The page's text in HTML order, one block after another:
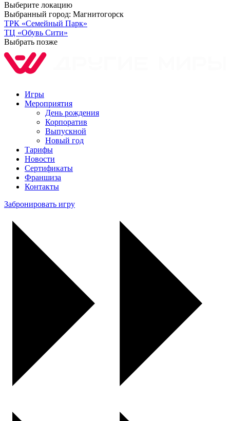
Выберите локацию
Выбранный город: Магнитогорск
ТРК «Семейный Парк»
ТЦ «Обувь Сити»
Выбрать позже
Игры
Мероприятия
День рождения
Корпоратив
Выпускной
Новый год
Тарифы
Новости
Сертификаты
Франшиза
Контакты
Забронировать игру